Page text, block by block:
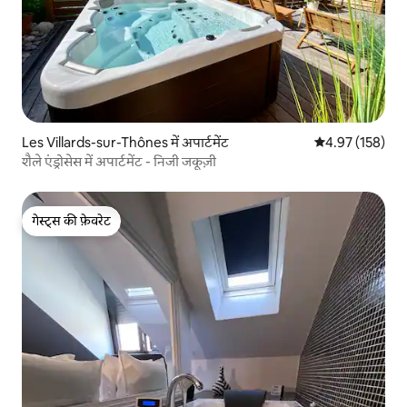
Les Villards-sur-Thônes में अपार्टमेंट औसत रेटिंग 5 में से
4.97 (158)
शैले एंड्रोसेस में अपार्टमेंट - निजी जकूज़ी
गेस्ट्स की फ़ेवरेट
गेस्ट्स की फ़ेवरेट